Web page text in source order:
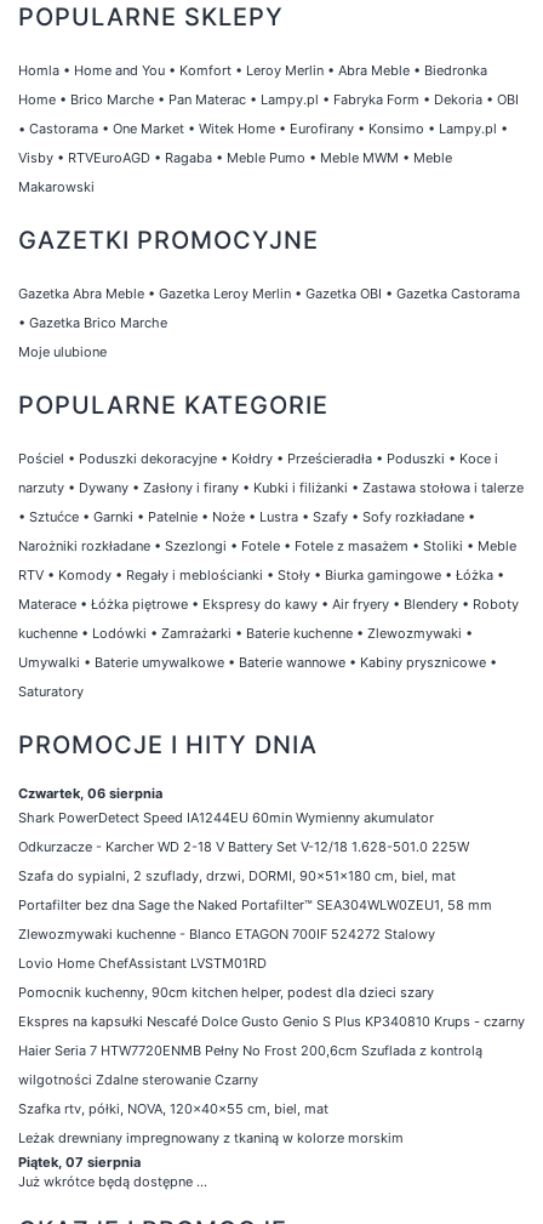
POPULARNE SKLEPY
Homla • Home and You • Komfort • Leroy Merlin • Abra Meble • Biedronka
Home • Brico Marche • Pan Materac • Lampy.pl • Fabryka Form • Dekoria • OBI
• Castorama • One Market • Witek Home • Eurofirany • Konsimo • Lampy.pl •
Visby • RTVEuroAGD • Ragaba • Meble Pumo • Meble MWM • Meble
Makarowski
GAZETKI PROMOCYJNE
Gazetka Abra Meble • Gazetka Leroy Merlin • Gazetka OBI • Gazetka Castorama
• Gazetka Brico Marche
Moje ulubione
POPULARNE KATEGORIE
Pościel • Poduszki dekoracyjne • Kołdry • Prześcieradła • Poduszki • Koce i
narzuty • Dywany • Zasłony i firany • Kubki i filiżanki • Zastawa stołowa i talerze
• Sztućce • Garnki • Patelnie • Noże • Lustra • Szafy • Sofy rozkładane •
Narożniki rozkładane • Szezlongi • Fotele • Fotele z masażem • Stoliki • Meble
RTV • Komody • Regały i meblościanki • Stoły • Biurka gamingowe • Łóżka •
Materace • Łóżka piętrowe • Ekspresy do kawy • Air fryery • Blendery • Roboty
kuchenne • Lodówki • Zamrażarki • Baterie kuchenne • Zlewozmywaki •
Umywalki • Baterie umywalkowe • Baterie wannowe • Kabiny prysznicowe •
Saturatory
PROMOCJE I HITY DNIA
Czwartek, 06 sierpnia
Shark PowerDetect Speed IA1244EU 60min Wymienny akumulator
Odkurzacze - Karcher WD 2-18 V Battery Set V-12/18 1.628-501.0 225W
Szafa do sypialni, 2 szuflady, drzwi, DORMI, 90x51x180 cm, biel, mat
Portafilter bez dna Sage the Naked Portafilter™ SEA304WLW0ZEU1, 58 mm
Zlewozmywaki kuchenne - Blanco ETAGON 700IF 524272 Stalowy
Lovio Home ChefAssistant LVSTM01RD
Pomocnik kuchenny, 90cm kitchen helper, podest dla dzieci szary
Ekspres na kapsułki Nescafé Dolce Gusto Genio S Plus KP340810 Krups - czarny
Haier Seria 7 HTW7720ENMB Pełny No Frost 200,6cm Szuflada z kontrolą
wilgotności Zdalne sterowanie Czarny
Szafka rtv, półki, NOVA, 120x40x55 cm, biel, mat
Leżak drewniany impregnowany z tkaniną w kolorze morskim
Piątek, 07 sierpnia
Już wkrótce będą dostępne ...